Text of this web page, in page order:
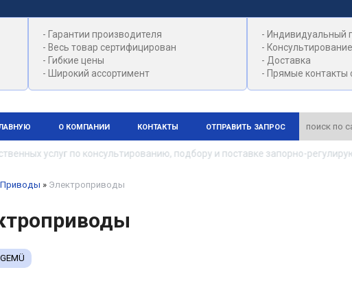
- Гарантии производителя
- Весь товар сертифицирован
- Гибкие цены
- Широкий ассортимент
- Индивидуальный
-
- Доставка
- Прямые контакты
О КОМПАНИИ КОНТАКТЫ ОТПРАВИТЬ ЗАПРОС
услуг по консультированию, подбору и поставке запорно-
Приводы » Электроприводы
GEMÜ